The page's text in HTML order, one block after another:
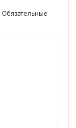
Обязательные